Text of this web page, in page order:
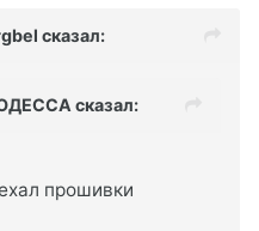
сказал:
сказал:
прошивки